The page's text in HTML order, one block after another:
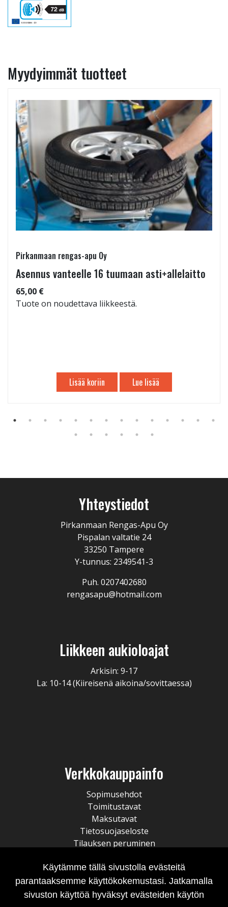
Myydyimmät tuotteet
Pirkanmaan rengas-apu Oy
Asennus vanteelle 16 tuumaan asti+allelaitto
65,00 €
Tuote on noudettava liikkeestä.
Lisää koriin Lue lisää
Yhteystiedot
Pirkanmaan Rengas-Apu Oy
Pispalan valtatie 24
33250 Tampere
Y-tunnus: 2349541-3
Puh. 0207402680
rengasapu@hotmail.com
Liikkeen aukioloajat
Arkisin: 9-17
La: 10-14 (Kiireisenä aikoina/sovittaessa)
Verkkokauppainfo
Sopimusehdot
Toimitustavat
Maksutavat
Tietosuojaseloste
Tilauksen peruminen
Käytämme tällä sivustolla evästeitä
parantaaksemme käyttökokemustasi. Jatkamalla
sivuston käyttöä hyväksyt evästeiden käytön